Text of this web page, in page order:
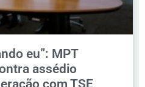
eu”: MPT
assédio
com TSE,